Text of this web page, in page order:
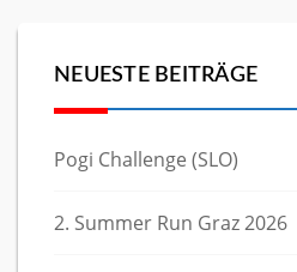
NEUESTE BEITRÄGE
Pogi Challenge (SLO)
2. Summer Run Graz 2026